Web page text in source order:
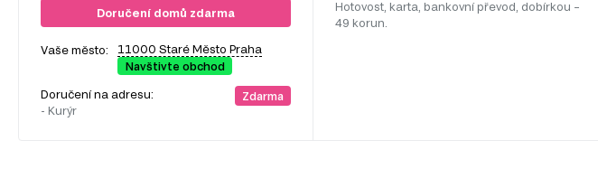
Doručení domů zdarma
Vaše město:
11000 Staré Město Praha
Navštivte obchod
Doručení na adresu:
- Kurýr
Zdarma
Hotovost, karta, bankovní převod, dobírkou –
49 korun.